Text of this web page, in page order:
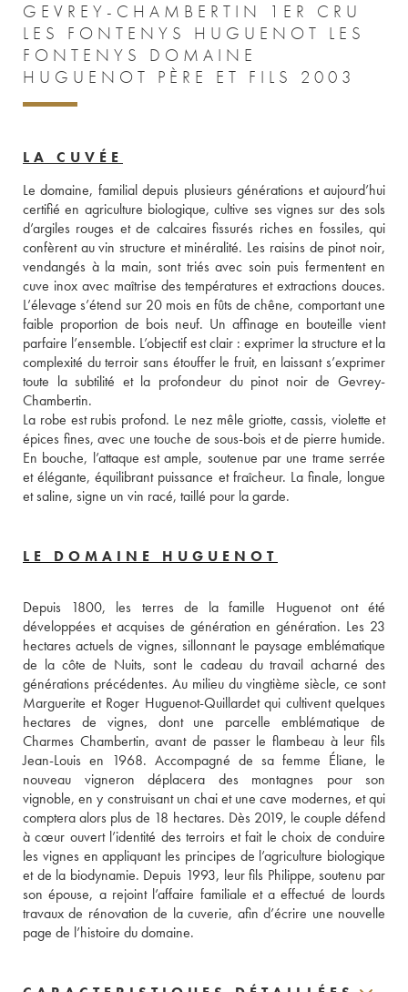
GEVREY-CHAMBERTIN 1ER CRU
LES FONTENYS HUGUENOT LES
FONTENYS DOMAINE
HUGUENOT PÈRE ET FILS 2003
LA CUVÉE
Le domaine, familial depuis plusieurs générations et aujourd’hui
certifié en agriculture biologique, cultive ses vignes sur des sols
d’argiles rouges et de calcaires fissurés riches en fossiles, qui
confèrent au vin structure et minéralité. Les raisins de pinot noir,
vendangés à la main, sont triés avec soin puis fermentent en
cuve inox avec maîtrise des températures et extractions douces.
L’élevage s’étend sur 20 mois en fûts de chêne, comportant une
faible proportion de bois neuf. Un affinage en bouteille vient
parfaire l’ensemble. L’objectif est clair : exprimer la structure et la
complexité du terroir sans étouffer le fruit, en laissant s’exprimer
toute la subtilité et la profondeur du pinot noir de Gevrey-
Chambertin.
La robe est rubis profond. Le nez mêle griotte, cassis, violette et
épices fines, avec une touche de sous-bois et de pierre humide.
En bouche, l’attaque est ample, soutenue par une trame serrée
et élégante, équilibrant puissance et fraîcheur. La finale, longue
et saline, signe un vin racé, taillé pour la garde.
LE DOMAINE HUGUENOT
Depuis 1800, les terres de la famille Huguenot ont été
développées et acquises de génération en génération. Les 23
hectares actuels de vignes, sillonnant le paysage emblématique
de la côte de Nuits, sont le cadeau du travail acharné des
générations précédentes. Au milieu du vingtième siècle, ce sont
Marguerite et Roger Huguenot-Quillardet qui cultivent quelques
hectares de vignes, dont une parcelle emblématique de
Charmes Chambertin, avant de passer le flambeau à leur fils
Jean-Louis en 1968. Accompagné de sa femme Éliane, le
nouveau vigneron déplacera des montagnes pour son
vignoble, en y construisant un chai et une cave modernes, et qui
comptera alors plus de 18 hectares. Dès 2019, le couple défend
à cœur ouvert l’identité des terroirs et fait le choix de conduire
les vignes en appliquant les principes de l’agriculture biologique
et de la biodynamie. Depuis 1993, leur fils Philippe, soutenu par
son épouse, a rejoint l’affaire familiale et a effectué de lourds
travaux de rénovation de la cuverie, afin d’écrire une nouvelle
page de l’histoire du domaine.